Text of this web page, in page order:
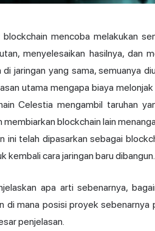
mencoba melakukan
menyelesaikan hasilnya, dan
di jaringan yang sama, semuanya
utama mengapa biaya
Celestia mengambil taruhan
membiarkan blockchain lain
ini telah dipasarkan sebagai
kembali cara jaringan baru dibangun.
apa arti sebenarnya,
di mana posisi proyek
penjelasan.